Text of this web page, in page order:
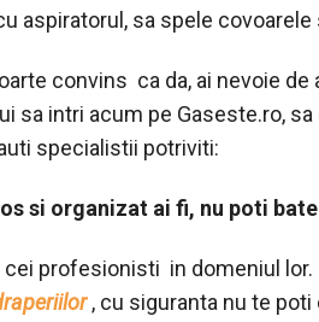
aspiratorul, sa spele covoarele
convins ca da, ai nevoie
sa intri acum pe Gaseste.ro,
specialistii potriviti:
si organizat ai fi, nu poti
profesionisti in domeniul lor.
, cu siguranta nu te